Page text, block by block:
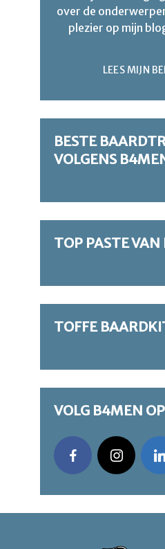
over de
plezier op mijn
LEES MIJN
BESTE
VOLGENS
TOP PASTE
TOFFE
VOLG B4MEN